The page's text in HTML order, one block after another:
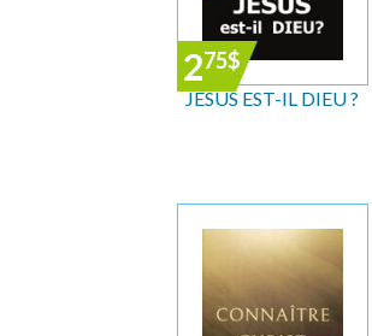
275$
JÉSUS EST-IL DIEU ?